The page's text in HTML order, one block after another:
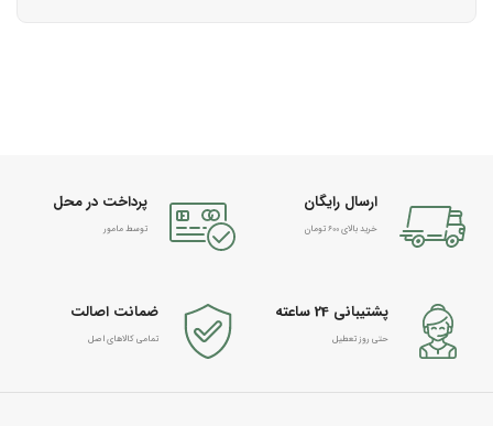
ارسال رایگان
خرید بالای 600 تومان
پرداخت در محل
توسط مامور
پشتیبانی 24 ساعته
حتی روز تعطیل
ضمانت اصالت
تمامی کالاهای اصل